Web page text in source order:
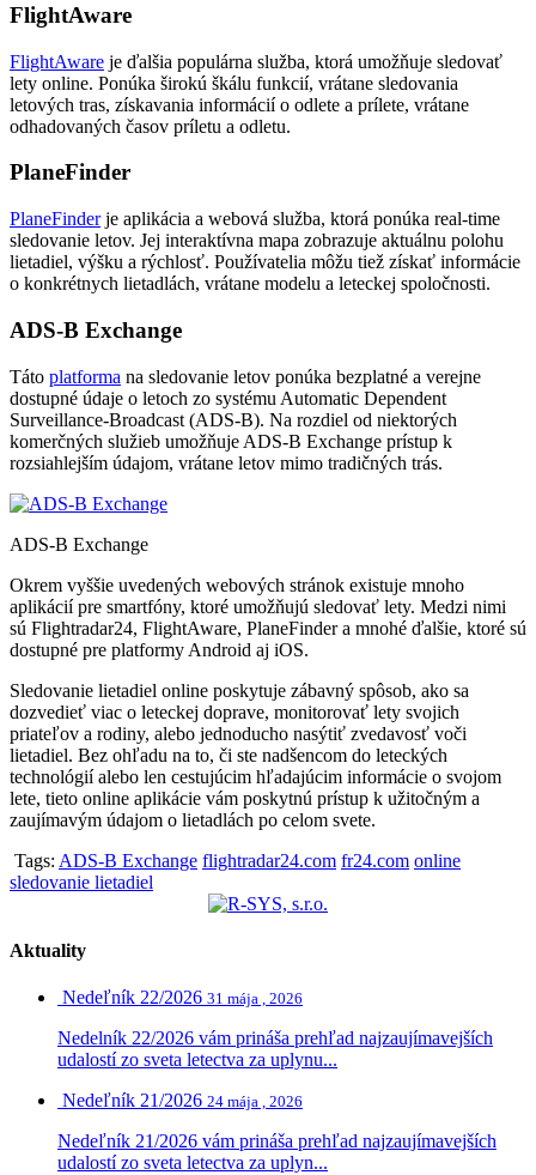
FlightAware
FlightAware je ďalšia populárna služba, ktorá umožňuje sledovať
lety online. Ponúka širokú škálu funkcií, vrátane sledovania
letových tras, získavania informácií o odlete a prílete, vrátane
odhadovaných časov príletu a odletu.
PlaneFinder
PlaneFinderje aplikácia a webová služba, ktorá ponúka real-time
sledovanie letov. Jej interaktívna mapa zobrazuje aktuálnu polohu
lietadiel, výšku a rýchlosť. Používatelia môžu tiež získať informácie
o konkrétnych lietadlách, vrátane modelu a leteckej spoločnosti.
ADS-B Exchange
Táto platforma na sledovanie letov ponúka bezplatné a verejne
dostupné údaje o letoch zo systému Automatic Dependent
Surveillance-Broadcast (ADS-B). Na rozdiel od niektorých
komerčných služieb umožňuje ADS-B Exchange prístup k
rozsiahlejším údajom, vrátane letov mimo tradičných trás.
ADS-B Exchange
Okrem vyššie uvedených webových stránok existuje mnoho
aplikácií pre smartfóny, ktoré umožňujú sledovať lety. Medzi nimi
sú Flightradar24, FlightAware, PlaneFinder a mnohé ďalšie, ktoré sú
dostupné pre platformy Android aj iOS.
Sledovanie lietadiel online poskytuje zábavný spôsob, ako sa
dozvedieť viac o leteckej doprave, monitorovať lety svojich
priateľov a rodiny, alebo jednoducho nasýtiť zvedavosť voči
lietadiel. Bez ohľadu na to, či ste nadšencom do leteckých
technológií alebo len cestujúcim hľadajúcim informácie o svojom
lete, tieto online aplikácie vám poskytnú prístup k užitočným a
zaujímavým údajom o lietadlách po celom svete.
Tags: ADS-B Exchange flightradar24.com fr24.com online
sledovanie lietadiel
Aktuality
Nedeľník 22/2026 31 mája , 2026
Nedelník 22/2026 vám prináša prehľad najzaujímavejších
udalostí zo sveta letectva za uplynu...
Nedeľník 21/2026 24 mája , 2026
Nedeľník 21/2026 vám prináša prehľad najzaujímavejších
udalostí zo sveta letectva za uplyn...